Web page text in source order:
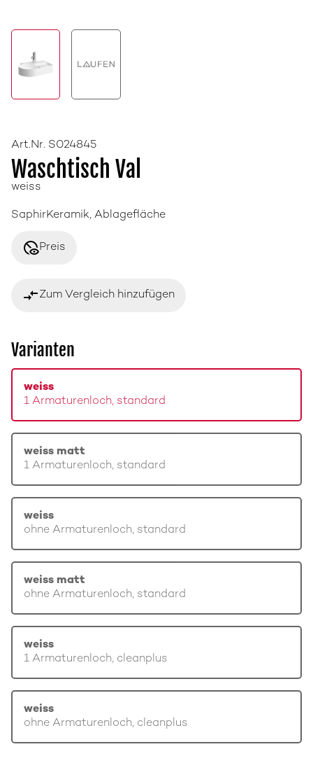
Art.Nr. S024845
Waschtisch Val
weiss
SaphirKeramik, Ablagefläche
disabled_visiblePreis
compare_arrowsZum Vergleich hinzufügen
Varianten
weiss
1 Armaturenloch, standard
weiss matt
1 Armaturenloch, standard
weiss
ohne Armaturenloch, standard
weiss matt
ohne Armaturenloch, standard
weiss
1 Armaturenloch, cleanplus
weiss
ohne Armaturenloch, cleanplus